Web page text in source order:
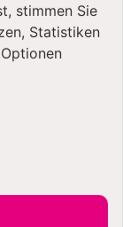
stimmen Sie
Statistiken